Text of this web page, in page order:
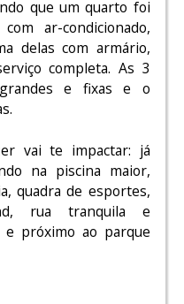
que um quarto foi
ar-condicionado,
delas com armário,
completa. As 3
e fixas e o
vai te impactar: já
na piscina maior,
quadra de esportes,
rua tranquila e
próximo ao parque